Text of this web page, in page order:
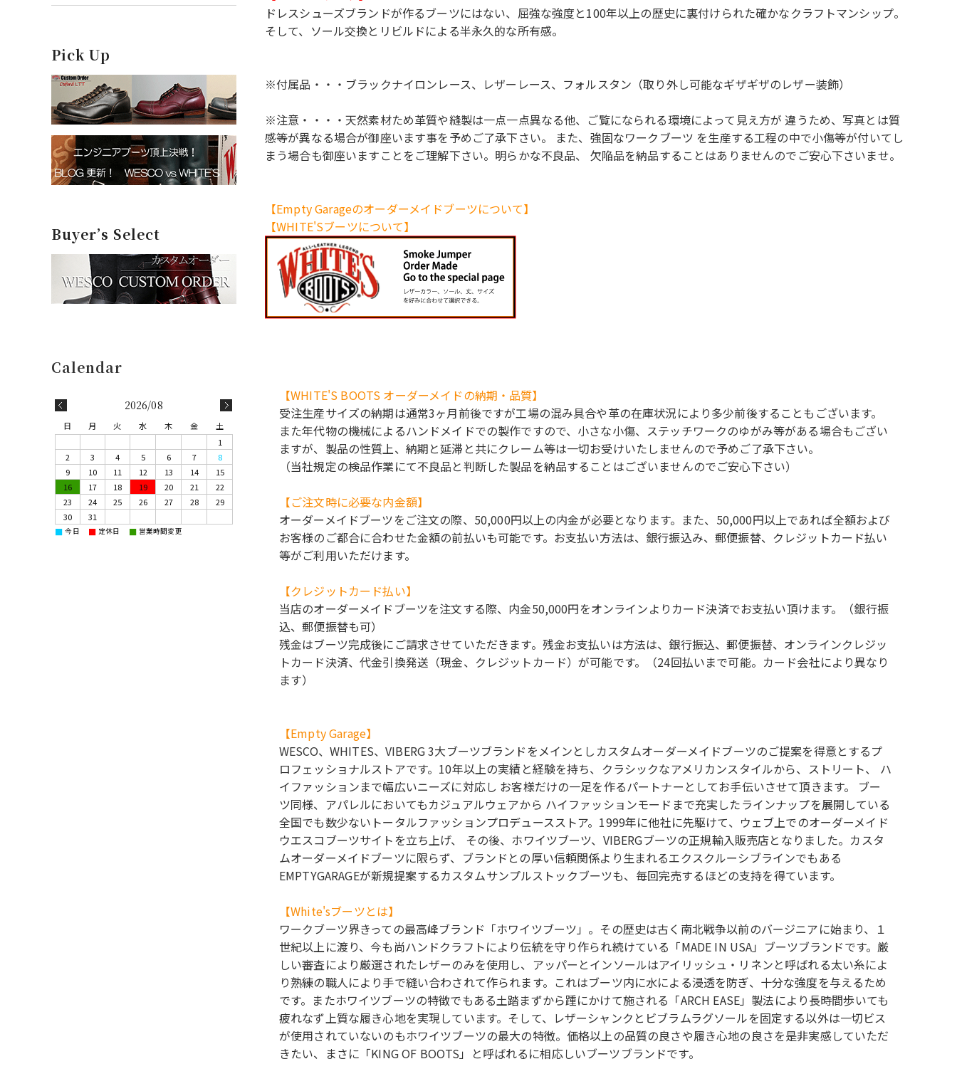
ドレスシューズブランドが作るブーツにはない、屈強な強度と100年以上の歴史に裏付けられた確かなクラフトマンシップ。
そして、ソール交換とリビルドによる半永久的な所有感。
※付属品・・・ブラックナイロンレース、レザーレース、フォルスタン（取り外し可能なギザギザのレザー装飾）
※注意・・・・天然素材ため革質や縫製は一点一点異なる他、ご覧になられる環境によって見え方が 違うため、写真とは質
感等が異なる場合が御座います事を予めご了承下さい。 また、強固なワークブーツ を生産する工程の中で小傷等が付いてし
まう場合も御座いますことをご理解下さい。明らかな不良品、 欠陥品を納品することはありませんのでご安心下さいませ。
【Empty Garageのオーダーメイドブーツについて】
【WHITE'Sブーツについて】
【WHITE'S BOOTS オーダーメイドの納期・品質】
受注生産サイズの納期は通常3ヶ月前後ですが工場の混み具合や革の在庫状況により多少前後することもございます。
また年代物の機械によるハンドメイドでの製作ですので、小さな小傷、ステッチワークのゆがみ等がある場合もござい
ますが、製品の性質上、納期と延滞と共にクレーム等は一切お受けいたしませんので予めご了承下さい。
（当社規定の検品作業にて不良品と判断した製品を納品することはございませんのでご安心下さい）
【ご注文時に必要な内金額】
オーダーメイドブーツをご注文の際、50,000円以上の内金が必要となります。また、50,000円以上であれば全額および
お客様のご都合に合わせた金額の前払いも可能です。お支払い方法は、銀行振込み、郵便振替、クレジットカード払い
等がご利用いただけます。
【クレジットカード払い】
当店のオーダーメイドブーツを注文する際、内金50,000円をオンラインよりカード決済でお支払い頂けます。（銀行振
込、郵便振替も可）
残金はブーツ完成後にご請求させていただきます。残金お支払いは方法は、銀行振込、郵便振替、オンラインクレジッ
トカード決済、代金引換発送（現金、クレジットカード）が可能です。（24回払いまで可能。カード会社により異なり
ます）
【Empty Garage】
WESCO、WHITES、VIBERG 3大ブーツブランドをメインとしカスタムオーダーメイドブーツのご提案を得意とするプ
ロフェッショナルストアです。10年以上の実績と経験を持ち、クラシックなアメリカンスタイルから、ストリート、 ハ
イファッションまで幅広いニーズに対応し お客様だけの一足を作るパートナーとしてお手伝いさせて頂きます。 ブー
ツ同様、アパレルにおいてもカジュアルウェアから ハイファッションモードまで充実したラインナップを展開している
全国でも数少ないトータルファッションプロデュースストア。1999年に他社に先駆けて、ウェブ上でのオーダーメイド
ウエスコブーツサイトを立ち上げ、 その後、ホワイツブーツ、VIBERGブーツの正規輸入販売店となりました。カスタ
ムオーダーメイドブーツに限らず、ブランドとの厚い信頼関係より生まれるエクスクルーシブラインでもある
EMPTYGARAGEが新規提案するカスタムサンプルストックブーツも、毎回完売するほどの支持を得ています。
【White'sブーツとは】
ワークブーツ界きっての最高峰ブランド「ホワイツブーツ」。その歴史は古く南北戦争以前のバージニアに始まり、１
世紀以上に渡り、今も尚ハンドクラフトにより伝統を守り作られ続けている「MADE IN USA」ブーツブランドです。厳
しい審査により厳選されたレザーのみを使用し、アッパーとインソールはアイリッシュ・リネンと呼ばれる太い糸によ
り熟練の職人により手で縫い合わされて作られます。これはブーツ内に水による浸透を防ぎ、十分な強度を与えるため
です。またホワイツブーツの特徴でもある土踏まずから踵にかけて施される「ARCH EASE」製法により長時間歩いても
疲れなず上質な履き心地を実現しています。そして、レザーシャンクとビブラムラグソールを固定する以外は一切ビス
が使用されていないのもホワイツブーツの最大の特徴。価格以上の品質の良さや履き心地の良さを是非実感していただ
きたい、まさに「KING OF BOOTS」と呼ばれるに相応しいブーツブランドです。
Pick Up
Buyer’s Select
2026/08
日 月 火 水 木 金
土
1
2
3 4 5 6 7
8
9
10 11 12 13 14
15
16
17 18 19 20 21
22
23
24 25 26 27 28
29
30
31
■ 今日 ■ 定休日 ■ 営業時間変更